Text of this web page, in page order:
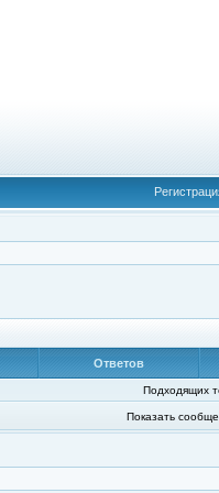
Ответов
Подходящих
Показать